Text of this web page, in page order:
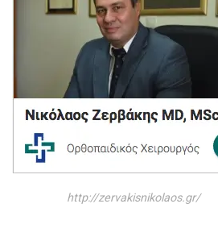
http://zervakisnikolaos.gr/